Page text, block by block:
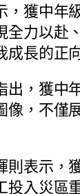
，獲中年
全力以赴
長的正
出，獲中
像，不僅
則表示，
投入災區